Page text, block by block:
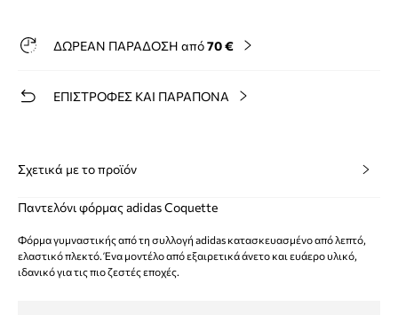
ΔΩΡΕΑΝ ΠΑΡΑΔΟΣΗ από70 €
ΕΠΙΣΤΡΟΦΕΣ ΚΑΙ ΠΑΡΑΠΟΝΑ
Σχετικά με το προϊόν
Παντελόνι φόρμας adidas Coquette
Φόρμα γυμναστικής από τη συλλογή adidas κατασκευασμένο από λεπτό,
ελαστικό πλεκτό. Ένα μοντέλο από εξαιρετικά άνετο και ευάερο υλικό,
ιδανικό για τις πιο ζεστές εποχές.